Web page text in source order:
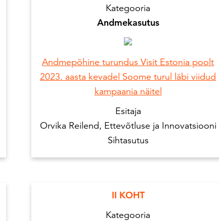
Kategooria
Andmekasutus
Andmepõhine turundus Visit Estonia poolt
2023. aasta kevadel Soome turul läbi viidud
kampaania näitel
Esitaja
Orvika Reilend, Ettevõtluse ja Innovatsiooni
Sihtasutus
II KOHT
Kategooria